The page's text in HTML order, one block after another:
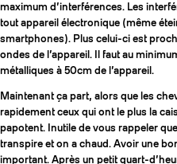
maximum d’interférences. Les
tout appareil électronique (même
smartphones). Plus celui-ci est
ondes de l’appareil. Il faut au
métalliques à 50cm de l’appareil.
Maintenant ça part, alors que les
rapidement ceux qui ont le plus la
papotent. Inutile de vous rappeler
transpire et on a chaud. Avoir une
important. Après un petit quart-